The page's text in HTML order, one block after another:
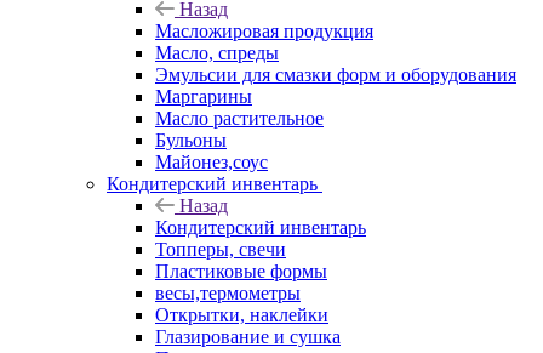
Назад
Масложировая продукция
Масло, спреды
Эмульсии для смазки форм и оборудования
Маргарины
Масло растительное
Бульоны
Майонез,соус
Кондитерский инвентарь
Назад
Кондитерский инвентарь
Топперы, свечи
Пластиковые формы
весы,термометры
Открытки, наклейки
Глазирование и сушка